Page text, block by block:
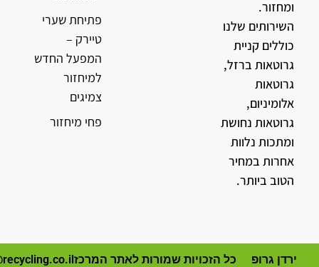
ומחזור.
השירותים שלנו
כוללים קניית
גרוטאות ברזל,
גרוטאות
אלומיניום,
גרוטאות נחושת
ומתכות נלוות
אחרות במחיר
הטוב ביותר.
פתיחת שערי
טיירק –
המפעל החדש
למיחזור
צמיגים
פחי מיחזור
ירדן גרופ כל הזכויות שמורות לאתר המרכז